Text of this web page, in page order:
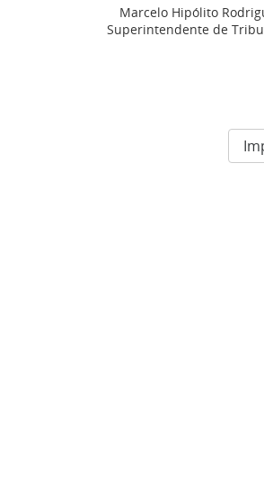
Marcelo Hipólito
Superintendente de